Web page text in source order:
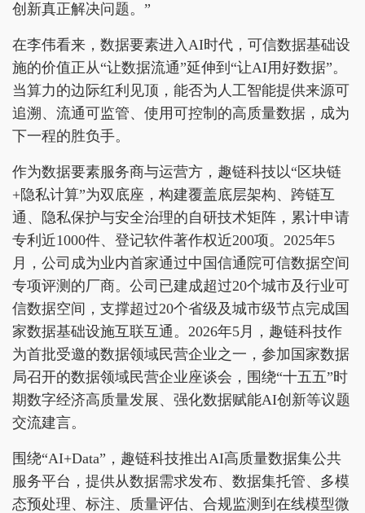
创新真正解决问题。”
在李伟看来，数据要素进入AI时代，可信数据基础设
施的价值正从“让数据流通”延伸到“让AI用好数据”。
当算力的边际红利见顶，能否为人工智能提供来源可
追溯、流通可监管、使用可控制的高质量数据，成为
下一程的胜负手。
作为数据要素服务商与运营方，趣链科技以“区块链
+隐私计算”为双底座，构建覆盖底层架构、跨链互
通、隐私保护与安全治理的自研技术矩阵，累计申请
专利近1000件、登记软件著作权近200项。2025年5
月，公司成为业内首家通过中国信通院可信数据空间
专项评测的厂商。公司已建成超过20个城市及行业可
信数据空间，支撑超过20个省级及城市级节点完成国
家数据基础设施互联互通。2026年5月，趣链科技作
为首批受邀的数据领域民营企业之一，参加国家数据
局召开的数据领域民营企业座谈会，围绕“十五五”时
期数字经济高质量发展、强化数据赋能AI创新等议题
交流建言。
围绕“AI+Data”，趣链科技推出AI高质量数据集公共
服务平台，提供从数据需求发布、数据集托管、多模
态预处理、标注、质量评估、合规监测到在线模型微